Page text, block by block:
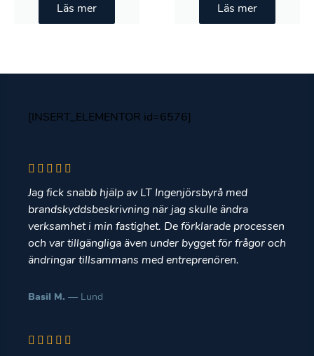
Läs mer Läs mer
[INSERT_ELEMENTOR id=6576]
Jag fick snabb hjälp av LT Ingenjörsbyrå med
brandskyddsbeskrivning när jag skulle ändra
verksamhet i min fastighet. De förklarade processen
och var tillgängliga även under bygget för frågor och
ändringar tillsammans med entreprenören.
Basil M. — Lund